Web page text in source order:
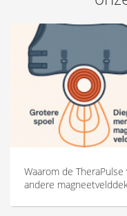
Waarom de
andere
om
gebruikt
deze